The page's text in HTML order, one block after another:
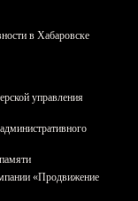
в Хабаровске
управления
«Продвижение